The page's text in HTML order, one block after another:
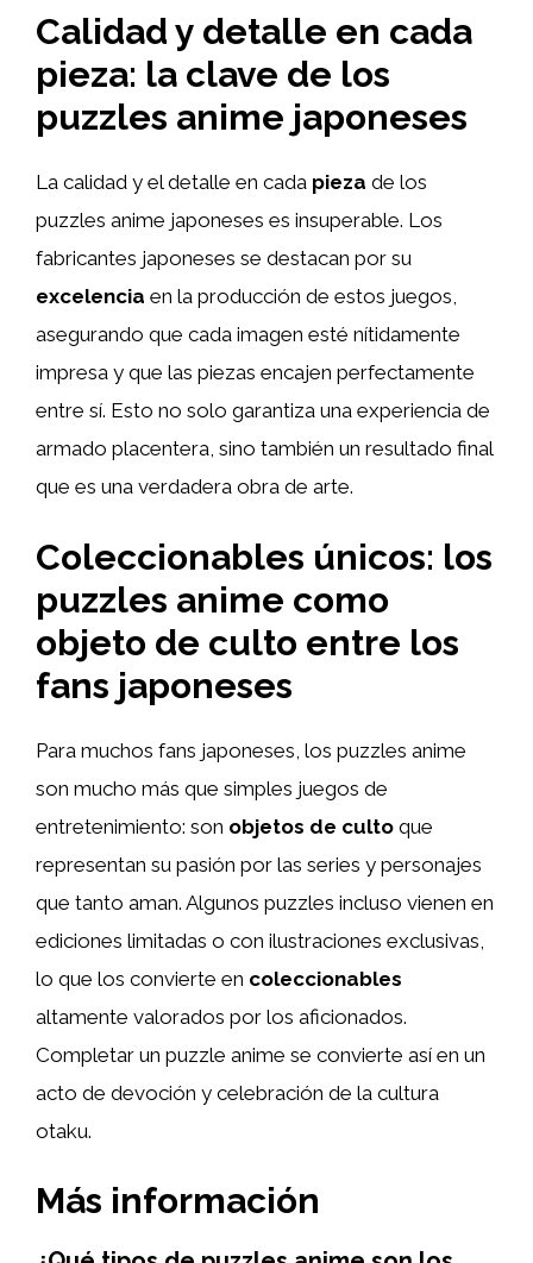
Calidad y detalle en cada
pieza: la clave de los
puzzles anime japoneses
La calidad y el detalle en cada pieza de los
puzzles anime japoneses es insuperable. Los
fabricantes japoneses se destacan por su
excelencia en la producción de estos juegos,
asegurando que cada imagen esté nítidamente
impresa y que las piezas encajen perfectamente
entre sí. Esto no solo garantiza una experiencia de
armado placentera, sino también un resultado final
que es una verdadera obra de arte.
Coleccionables únicos: los
puzzles anime como
objeto de culto entre los
fans japoneses
Para muchos fans japoneses, los puzzles anime
son mucho más que simples juegos de
entretenimiento: son objetos de culto que
representan su pasión por las series y personajes
que tanto aman. Algunos puzzles incluso vienen en
ediciones limitadas o con ilustraciones exclusivas,
lo que los convierte en coleccionables
altamente valorados por los aficionados.
Completar un puzzle anime se convierte así en un
acto de devoción y celebración de la cultura
otaku.
Más información